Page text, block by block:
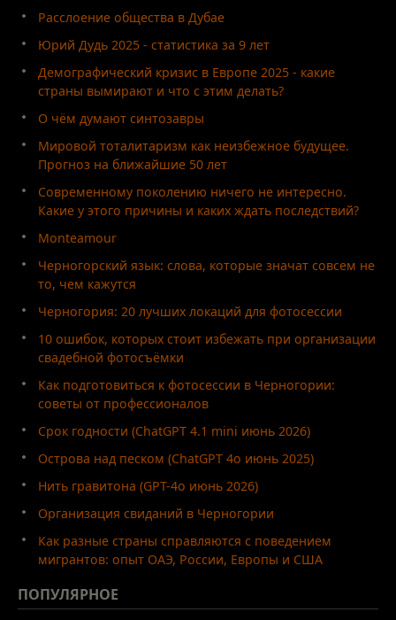
Расслоение общества в Дубае
Юрий Дудь 2025 - статистика за 9 лет
Демографический кризис в Европе 2025 - какие
страны вымирают и что с этим делать?
О чём думают синтозавры
Мировой тоталитаризм как неизбежное будущее.
Прогноз на ближайшие 50 лет
Современному поколению ничего не интересно.
Какие у этого причины и каких ждать последствий?
Monteamour
Черногорский язык: слова, которые значат совсем не
то, чем кажутся
Черногория: 20 лучших локаций для фотосессии
10 ошибок, которых стоит избежать при организации
свадебной фотосъёмки
Как подготовиться к фотосессии в Черногории:
советы от профессионалов
Срок годности (ChatGPT 4.1 mini июнь 2026)
Острова над песком (ChatGPT 4o июнь 2025)
Нить гравитона (GPT-4o июнь 2026)
Организация свиданий в Черногории
Как разные страны справляются с поведением
мигрантов: опыт ОАЭ, России, Европы и США
ПОПУЛЯРНОЕ